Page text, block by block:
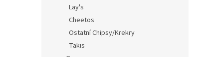
Lay's
Cheetos
Ostatní Chipsy/Krekry
Takis